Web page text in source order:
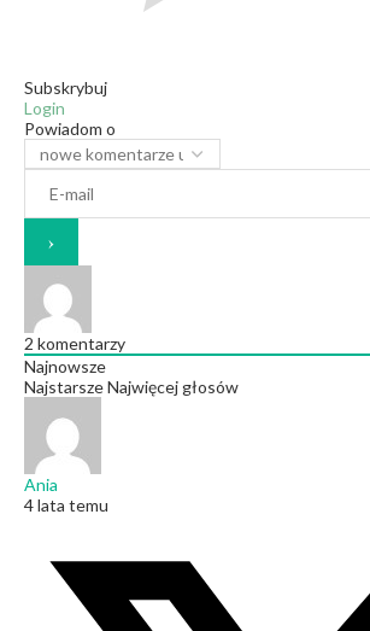
Subskrybuj
Login
Powiadom o
2 komentarzy
Najnowsze
NajstarszeNajwięcej głosów
Ania
4 lata temu